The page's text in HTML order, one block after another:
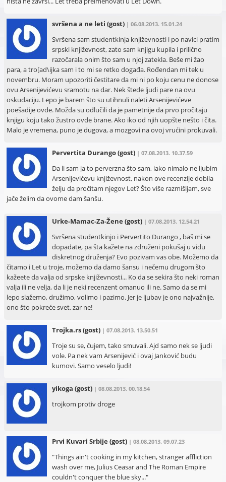
svršena a ne leti (gost) | 06.08.2013. 15.01.24
Svršena sam studentkinja književnosti i po navici pratim
srpski književnost, zato sam knjigu kupila i prilično
razočarala onim što sam u njoj zatekla. Beše mi žao
para, a tro[ad\ijka sam i to mi se retko događa. Rođendan mi tek u
novembru. Moram upozoriti čestitare da mi ni po koju cenu ne donose
ovu Arsenijevićevu sramotu na dar. Nek štede ljudi pare na ovu
oskudaciju. Lepo je barem što su utihnuli naleti Arsenijevićeve
poešadije ovde. Možda su odlučili da je pametnije da prvo pročitaju
knjigu koju tako žustro ovde brane. Ako iko od njih uopšte nešto i čita.
Malo je vremena, puno je dugova, a mozgovi na ovoj vrućini prokuvali.
Pervertita Durango(gost) | 07.08.2013. 10.37.59
Da li sam ja to perverzna što sam, iako nimalo ne ljubim
Arsenijevićevu književnost, nakon ove recenzije dobila
želju da pročitam njegov Let? Što više razmišljam, sve
jače želim da ovome dam šanšu.
Urke-Mamac-Za-Žene (gost) | 07.08.2013. 12.54.21
Svršena studentkinjo i Pervertito Durango , baš mi se
dopadate, pa šta kažete na združeni pokušaj u vidu
diskretnog druženja? Evo pozivam vas obe. Možemo da
čitamo i Let u troje, možemo da damo šansu i nečemu drugom što
kažeete da valja od srpske književnosti... Ko da se sekira što neki roman
valja ili ne velja, da li je neki recenzent omanuo ili ne. Samo da se mi
lepo slažemo, družimo, volimo i pazimo. Jer je ljubav je ono najvažnije,
ono što pokreće svet, zar ne!
Trojka.rs(gost) | 07.08.2013. 13.50.51
Troje su se, čujem, tako smuvali. Ajd samo nek se ljudi
vole. Pa nek vam Arsenijević i ovaj Janković budu
kumovi. Samo veselo ljudi!
yikoga (gost) | 08.08.2013. 00.18.54
trojkom protiv droge
Prvi Kuvari Srbije(gost) | 08.08.2013. 09.07.23
"Things ain't cooking in my kitchen, stranger affliction
wash over me, Julius Ceasar and The Roman Empire
couldn't conquer the blue sky..."